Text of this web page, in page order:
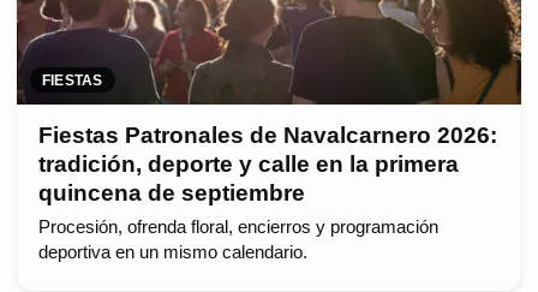
FIESTAS
Fiestas Patronales de Navalcarnero 2026:
tradición, deporte y calle en la primera
quincena de septiembre
Procesión, ofrenda floral, encierros y programación
deportiva en un mismo calendario.